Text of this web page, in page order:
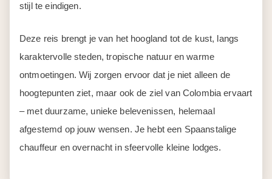
stijl te eindigen.
Deze reis brengt je van het hoogland tot de kust, langs
karaktervolle steden, tropische natuur en warme
ontmoetingen. Wij zorgen ervoor dat je niet alleen de
hoogtepunten ziet, maar ook de ziel van Colombia ervaart
– met duurzame, unieke belevenissen, helemaal
afgestemd op jouw wensen. Je hebt een Spaanstalige
chauffeur en overnacht in sfeervolle kleine lodges.